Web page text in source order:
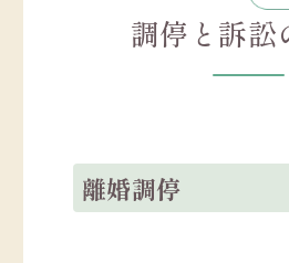
調停と訴訟
離婚調停